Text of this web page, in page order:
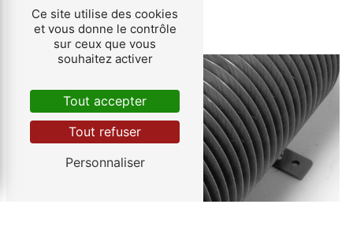
Ce site utilise des cookies
et vous donne le contrôle
sur ceux que vous
souhaitez activer
Tout accepter
Tout refuser
Personnaliser